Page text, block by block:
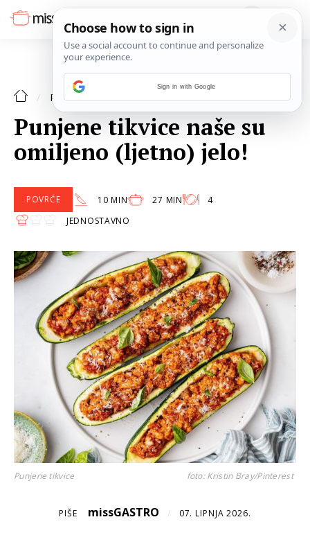
RECEPTI POVRĆE
Punjene tikvice naše su
omiljeno (ljetno) jelo!
POVRĆE 10 MIN 27 MIN
4
JEDNOSTAVNO
Punjene tikvice foto: Kristin Bray/Pinterest
PIŠE missGASTRO / 07. LIPNJA 2026.
Sign in with Google